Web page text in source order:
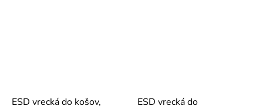
ESD vrecká do košov,
ESD vrecká do